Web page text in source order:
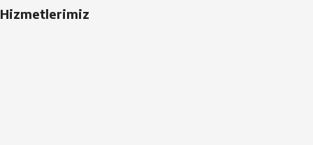
Hizmetlerimiz